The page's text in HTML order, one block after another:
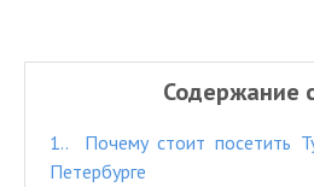
Содержание
1.
Почему стоит посетить
Петербурге